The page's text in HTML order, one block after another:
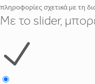
πληροφορίες σχετικά με τη
Με το slider,